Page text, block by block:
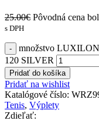
25.00€ Pôvodná cena
s DPH
množstvo
120 SILVER
Pridať do košíka
Pridať na wishlist
Katalógové číslo:
Tenis, Výplety
Zdieľať: